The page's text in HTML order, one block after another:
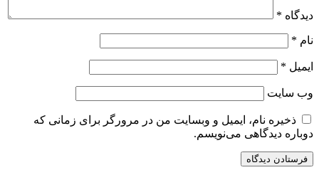
دیدگاه *
نام *
ایمیل *
وب‌ سایت
ذخیره نام، ایمیل و وبسایت من در مرورگر برای زمانی که
دوباره دیدگاهی می‌نویسم.